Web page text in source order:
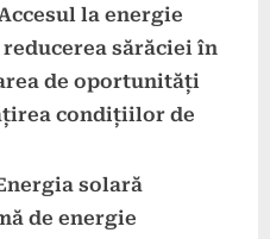
la energie
sărăciei în
de oportunități
condițiilor de
solară
de energie